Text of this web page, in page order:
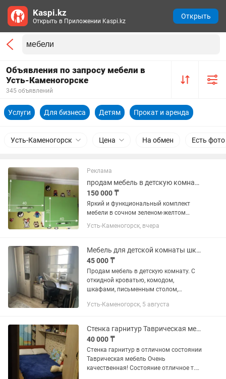
Объявления по запросу мебели в
Усть-Каменогорске
345 объявлений
Услуги Для бизнеса Детям Прокат и аренда
Усть-Каменогорск Цена На обмен Есть фото
Реклама
продам мебель в детскую комнату, в хорошем состоянии, цена договорная
150 000 ₸
Яркий и функциональный комплект
мебели в сочном зеленом-желтом
исполнении. Отлично подойдет для
обустройства рабочей и учебной зоны
Комплект позволяет эффективно...
Усть-Каменогорск, вчера
Мебель для детской комнаты шкаф-кровать
45 000 ₸
Продам мебель в детскую комнату. С
откидной кроватью, комодом,
шкафами, письменным столом,
Усть-Каменогорск, 5 августа
Стенка гарнитур Таврическая мебель
40 000 ₸
Стенка гарнитур в отличном состоянии
Таврическая мебель Очень
качественная! Состояние отличное т.к
Kaspi.kz
Открыть в Приложении Kaspi.kz
Открыть